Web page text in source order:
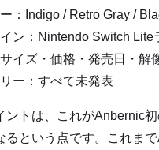
：Indigo / Retro Gray /
ン：Nintendo Switch Lite
イズ・価格・発売日・解
ー：すべて未発表
ントは、これがAnbernic
るという点です。これま